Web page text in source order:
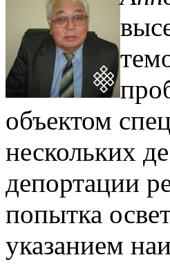
объектом
нескольких
депортации
попытка
указанием